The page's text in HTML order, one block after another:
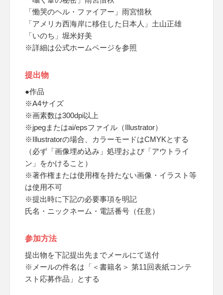
「慟哭のヘル・ファイアー」雨宮惜秋
「アメリカ西海岸に移住した日本人」土山正雄
「いのち」堀米好美
※詳細は公式ホームページを参照
提出物
●作品
※A4サイズ
※画素数は300dpi以上
※jpegまたはai/epsファイル（Illustrator）
※Illustratorの場合、カラーモードはCMYKとする
（必ず「画像埋め込み」処理および「アウトライ
ン」をかけること）
※著作権または使用権を持たない画像・イラスト等
は使用不可
※提出時に下記の必要事項を明記
氏名・ニックネーム・電話番号（任意）
参加方法
提出物を下記提出先までメールにて送付
※メールの件名は「＜書籍名＞ 第11回表紙コンテ
スト応募作品」とする